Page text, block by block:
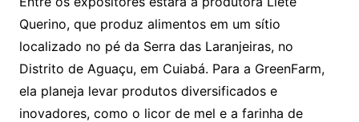
Querino, que produz alimentos em um sítio
localizado no pé da Serra das Laranjeiras, no
Distrito de Aguaçu, em Cuiabá. Para a GreenFarm,
ela planeja levar produtos diversificados e
inovadores, como o licor de mel e a farinha de